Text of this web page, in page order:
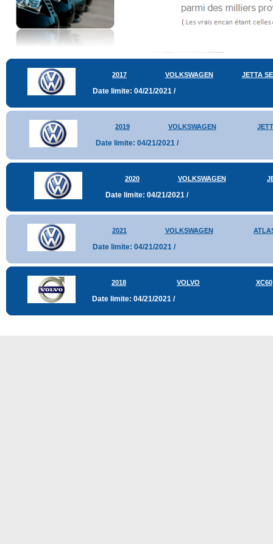
2017 VOLKSWAGEN JETTA
Date limite: 04/21/2021 /
2019 VOLKSWAGEN
Date limite: 04/21/2021 /
2020 VOLKSWAGEN
Date limite: 04/21/2021 /
2021 VOLKSWAGEN
Date limite: 04/21/2021 /
2018 VOLVO XC60
Date limite: 04/21/2021 /